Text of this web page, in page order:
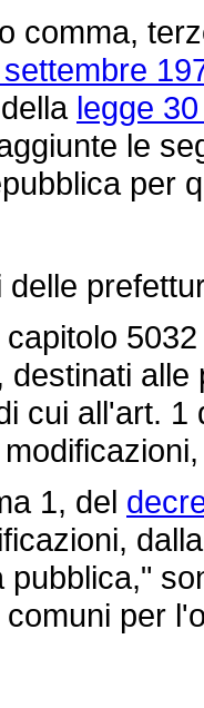
comma,
legge
le
per
delle
5032
destinati
cui all'art. 1
1, del
per